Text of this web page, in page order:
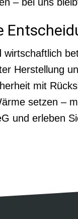
Herstellung
mit
setzen –
und erleben